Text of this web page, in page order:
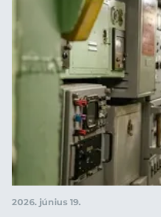
2026. június 19.